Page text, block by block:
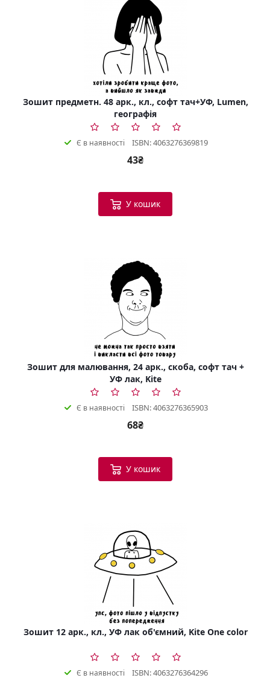
Зошит предметн. 48 арк., кл., софт тач+УФ, Lumen,
географія
Є в наявності ISBN: 4063276369819
43₴
У кошик
Зошит для малювання, 24 арк., скоба, софт тач +
УФ лак, Kite
Є в наявності ISBN: 4063276365903
68₴
У кошик
Зошит 12 арк., кл., УФ лак об'ємний, Kite One color
Є в наявності ISBN: 4063276364296